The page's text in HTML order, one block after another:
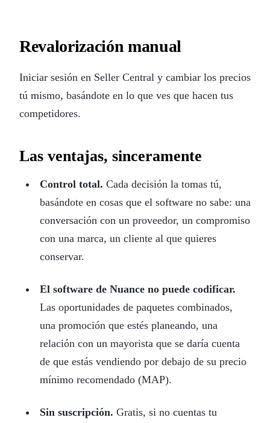
Revalorización manual
Iniciar sesión en Seller Central y cambiar los precios
tú mismo, basándote en lo que ves que hacen tus
competidores.
Las ventajas, sinceramente
Control total. Cada decisión la tomas tú,
basándote en cosas que el software no sabe: una
conversación con un proveedor, un compromiso
con una marca, un cliente al que quieres
conservar.
El software de Nuance no puede codificar.
Las oportunidades de paquetes combinados,
una promoción que estés planeando, una
relación con un mayorista que se daría cuenta
de que estás vendiendo por debajo de su precio
mínimo recomendado (MAP).
Sin suscripción. Gratis, si no cuentas tu